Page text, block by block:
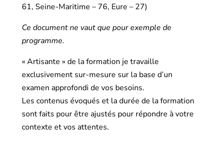
61, Seine-Maritime – 76, Eure – 27)
Ce document ne vaut que pour exemple de
programme.
« Artisante » de la formation je travaille
exclusivement sur-mesure sur la base d’un
examen approfondi de vos besoins.
Les contenus évoqués et la durée de la formation
sont faits pour être ajustés pour répondre à votre
contexte et vos attentes.